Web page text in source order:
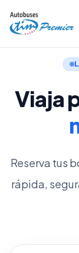
Viaja
Reserva tus
rápida,